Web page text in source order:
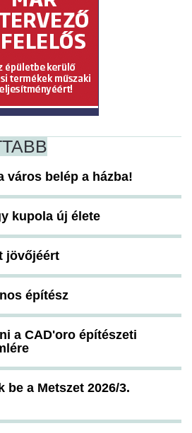
város belép a házba!
kupola új élete
jövőjéért
építész
a CAD'oro építészeti
be a Metszet 2026/3.